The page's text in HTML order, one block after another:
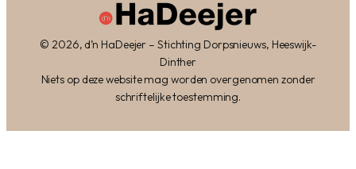
© 2026, d’n HaDeejer – Stichting Dorpsnieuws, Heeswijk-
Dinther
Niets op deze website mag worden overgenomen zonder
schriftelijke toestemming.